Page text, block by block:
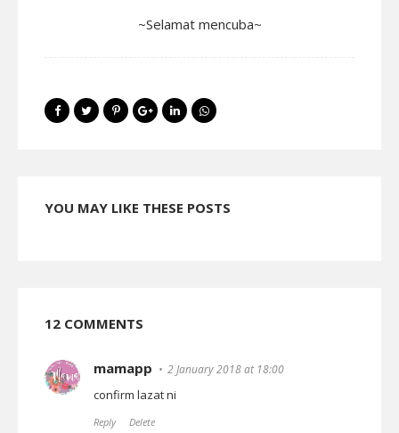
~Selamat mencuba~
YOU MAY LIKE THESE POSTS
12 COMMENTS
mamapp 2 January 2018 at 18:00
confirm lazat ni
Reply Delete